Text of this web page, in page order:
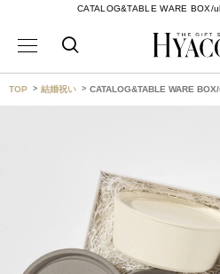
CATALOG&TABLE WARE BOX/
TOP 結婚祝い CATALOG&TABLE WARE